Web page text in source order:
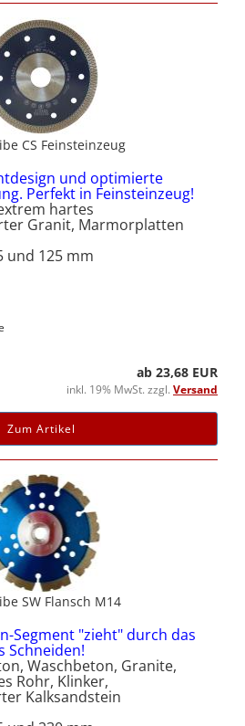
CS Feinsteinzeug
und optimierte
Perfekt in Feinsteinzeug!
hartes
Granit, Marmorplatten
und 125 mm
ab 23,68 EUR
inkl. 19% MwSt. zzgl. Versand
Zum Artikel
SW Flansch M14
Segment "zieht" durch das
Schneiden!
Waschbeton, Granite,
Rohr, Klinker,
Kalksandstein